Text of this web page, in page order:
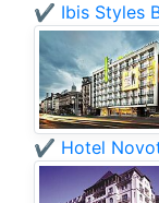
✔️ Ibis Styles
✔️ Hotel